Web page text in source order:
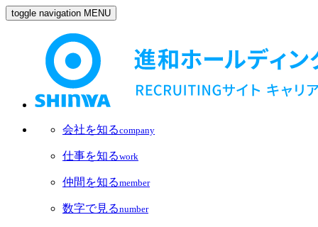
toggle navigation MENU
会社を知るcompany
仕事を知るwork
仲間を知るmember
数字で見るnumber